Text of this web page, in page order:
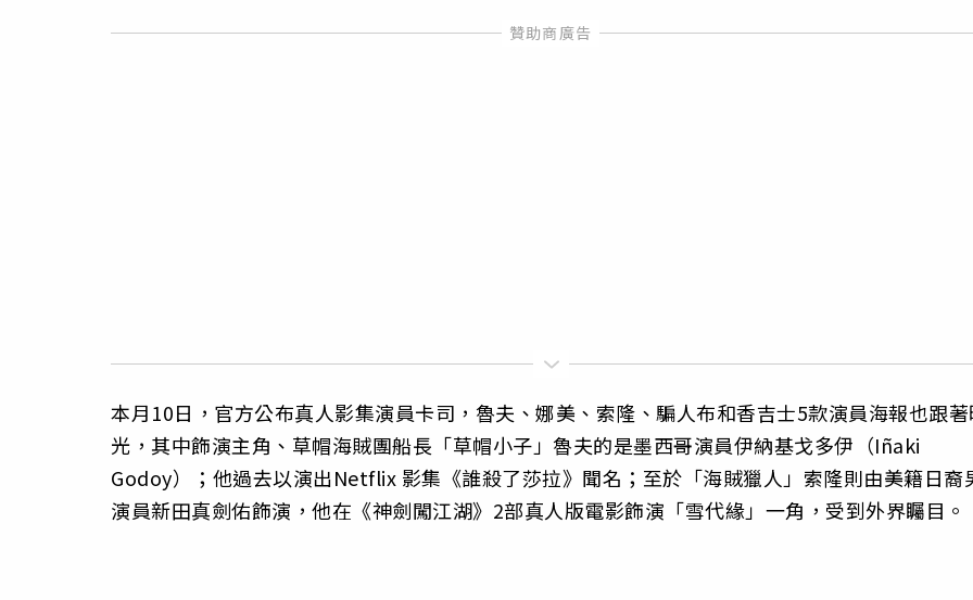
本月10日，官方公布真人影集演員卡司，魯夫、娜美、索隆、騙人布和香吉士5款演員海報也跟
光，其中飾演主角、草帽海賊團船長「草帽小子」魯夫的是墨西哥演員伊納基戈多伊（Iñaki
Godoy）；他過去以演出Netflix 影集《誰殺了莎拉》聞名；至於「海賊獵人」索隆則由美籍日裔
演員新田真劍佑飾演，他在《神劍闖江湖》2部真人版電影飾演「雪代緣」一角，受到外界矚目。